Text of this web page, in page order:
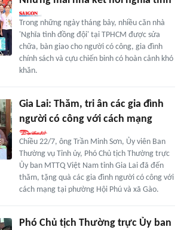
Trong những ngày tháng bảy, nhiều căn nhà
'Nghĩa tình đồng đội' tại TPHCM được sửa
chữa, bàn giao cho người có công, gia đình
chính sách và cựu chiến binh có hoàn cảnh khó
khăn.
Gia Lai: Thăm, tri ân các gia đình
người có công với cách mạng
Chiều 22/7, ông Trần Minh Sơn, Ủy viên Ban
Thường vụ Tỉnh ủy, Phó Chủ tịch Thường trực
Ủy ban MTTQ Việt Nam tỉnh Gia Lai đã đến
thăm, tặng quà các gia đình người có công với
cách mạng tại phường Hội Phú và xã Gào.
Phó Chủ tịch Thường trực Ủy ban